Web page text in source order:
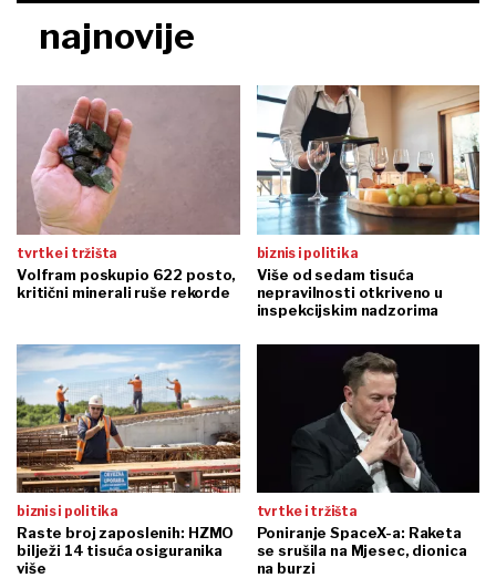
najnovije
tvrtke i tržišta
Volfram poskupio 622 posto,
kritični minerali ruše rekorde
biznis i politika
Više od sedam tisuća
nepravilnosti otkriveno u
inspekcijskim nadzorima
biznis i politika
Raste broj zaposlenih: HZMO
bilježi 14 tisuća osiguranika
više
tvrtke i tržišta
Poniranje SpaceX-a: Raketa
se srušila na Mjesec, dionica
na burzi